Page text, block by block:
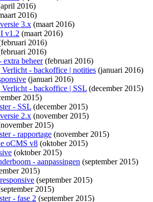
2016)
2016)
3.x (maart 2016)
v1.2 (maart 2016)
2016)
2016)
beheer(februari 2016)
- backoffice | notities (januari 2016)
(januari 2016)
- backoffice | SSL (december 2015)
2015)
- SSL (december 2015)
2.x (november 2015)
2015)
- rapportage (november 2015)
oCMS v8 (oktober 2015)
(oktober 2015)
- aanpassingen (september 2015)
2015)
(september 2015)
2015)
- fase 2 (september 2015)